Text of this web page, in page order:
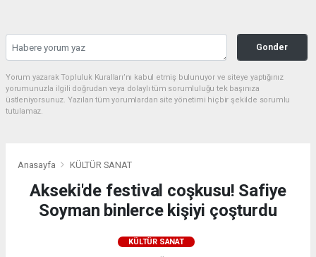
Gonder
Yorum yazarak Topluluk Kuralları’nı kabul etmiş bulunuyor ve siteye yaptığınız
yorumunuzla ilgili doğrudan veya dolaylı tüm sorumluluğu tek başınıza
üstleniyorsunuz. Yazılan tüm yorumlardan site yönetimi hiçbir şekilde sorumlu
tutulamaz.
Anasayfa KÜLTÜR SANAT
Akseki'de festival coşkusu! Safiye
Soyman binlerce kişiyi çoşturdu
KÜLTÜR SANAT